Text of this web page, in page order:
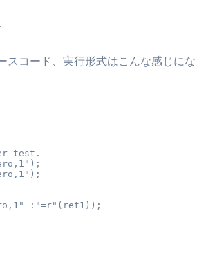
コード、実行形式はこんな感じにな
test.
:"=r"(ret1));